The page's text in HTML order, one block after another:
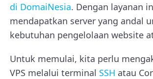
di DomaiNesia. Dengan layanan
mendapatkan server yang andal
kebutuhan pengelolaan website
Untuk memulai, kita perlu
VPS melalui terminal SSH atau